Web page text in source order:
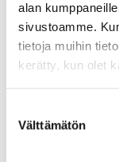
alan
sivustoamme.
tietoja muihin
kerätty, kun olet
valinta
Välttämätön